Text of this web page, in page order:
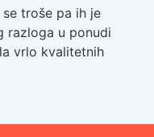
troše pa ih je
razloga u ponudi
vrlo kvalitetnih